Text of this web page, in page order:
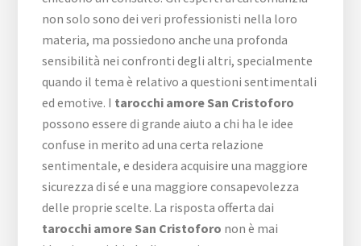
non solo sono dei veri professionisti nella loro
materia, ma possiedono anche una profonda
sensibilità nei confronti degli altri, specialmente
quando il tema è relativo a questioni sentimentali
ed emotive. I tarocchi amore San Cristoforo
possono essere di grande aiuto a chi ha le idee
confuse in merito ad una certa relazione
sentimentale, e desidera acquisire una maggiore
sicurezza di sé e una maggiore consapevolezza
delle proprie scelte. La risposta offerta dai
tarocchi amore San Cristoforo non è mai